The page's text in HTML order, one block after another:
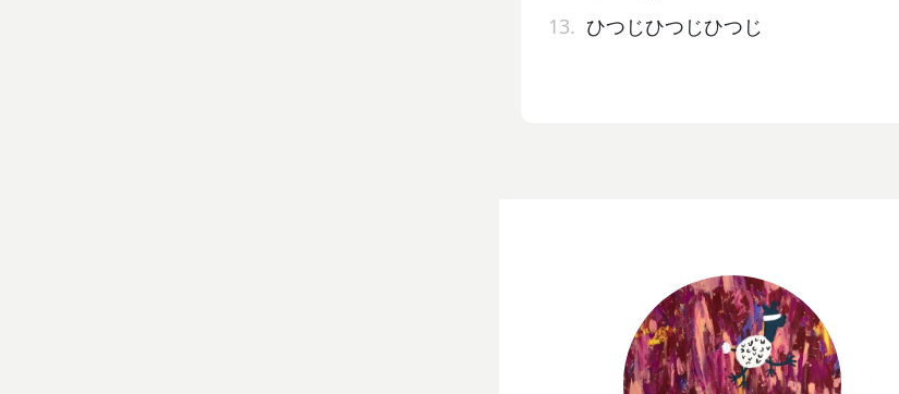
13. ひつじひつじひつじ